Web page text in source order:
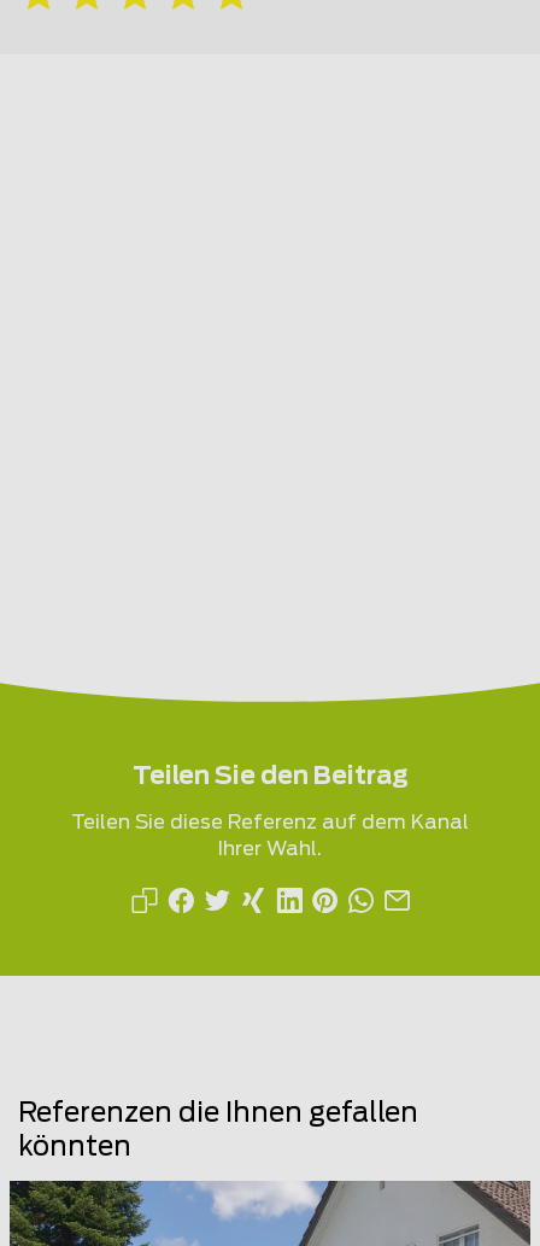
Teilen Sie den Beitrag
Teilen Sie diese Referenz auf dem Kanal
Ihrer Wahl.
Referenzen die Ihnen gefallen
könnten